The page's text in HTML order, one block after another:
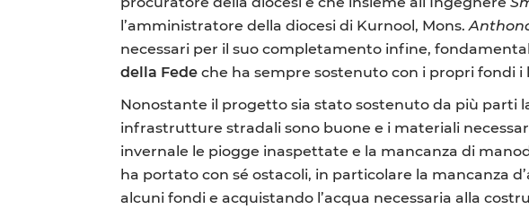
l’amministratore della diocesi di Kurnool, Mons.
necessari per il suo completamento infine,
della Fedeche ha sempre sostenuto con i propri fondi i
Nonostante il progetto sia stato sostenuto da più parti
infrastrutture stradali sono buone e i materiali
invernale le piogge inaspettate e la mancanza di
ha portato con sé ostacoli, in particolare la mancanza
alcuni fondi e acquistando l’acqua necessaria alla